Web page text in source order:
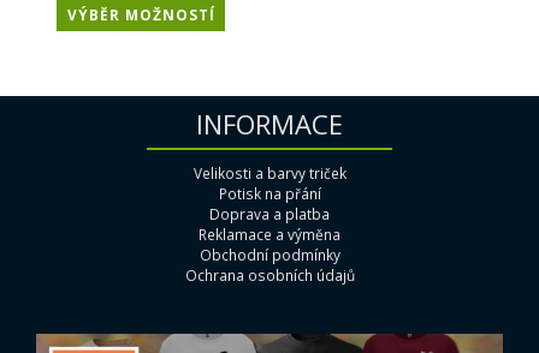
VÝBĚR MOŽNOSTÍ
INFORMACE
Velikosti a barvy triček
Potisk na přání
Doprava a platba
Reklamace a výměna
Obchodní podmínky
Ochrana osobních údajů